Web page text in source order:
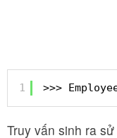
1 >>>
Truy vấn sinh ra